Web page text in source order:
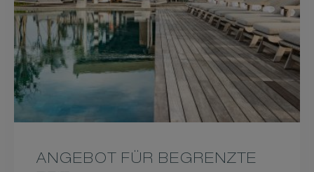
ANGEBOT FÜR BEGRENZTE